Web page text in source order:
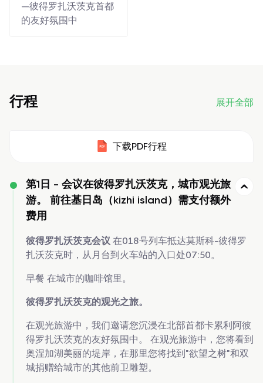
—彼得罗扎沃茨克首都
的友好氛围中
行程 展开全部
下载PDF行程
第1日 - 会议在彼得罗扎沃茨克，城市观光旅
游。 前往基日岛（kizhi island）需支付额外
费用
彼得罗扎沃茨克会议 在018号列车抵达莫斯科-彼得罗
扎沃茨克时，从月台到火车站的入口处07:50。
早餐 在城市的咖啡馆里。
彼得罗扎沃茨克的观光之旅。
在观光旅游中，我们邀请您沉浸在北部首都卡累利阿彼
得罗扎沃茨克的友好氛围中。 在观光旅游中，您将看到
奥涅加湖美丽的堤岸，在那里您将找到"欲望之树"和双
城捐赠给城市的其他前卫雕塑。